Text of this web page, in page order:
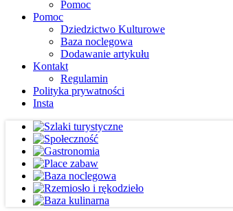
Pomoc
Pomoc
Dziedzictwo Kulturowe
Baza noclegowa
Dodawanie artykułu
Kontakt
Regulamin
Polityka prywatności
Insta